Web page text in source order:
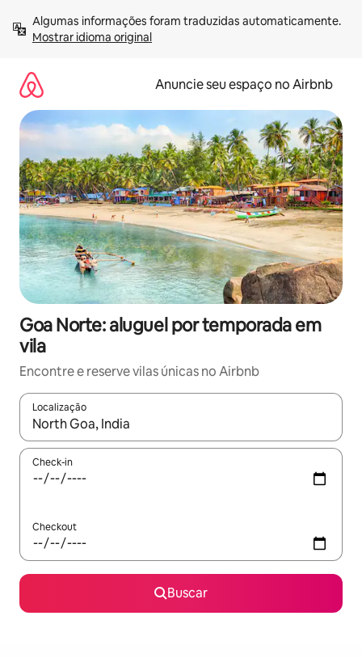
para
Mostrar idioma original
Anuncie seu espaço no Airbnb
Goa Norte: aluguel por temporada em
vila
Encontre e reserve vilas únicas no Airbnb
Localização
Quando os resultados estiverem disponíveis, explore-os
Check-in
Checkout
Buscar